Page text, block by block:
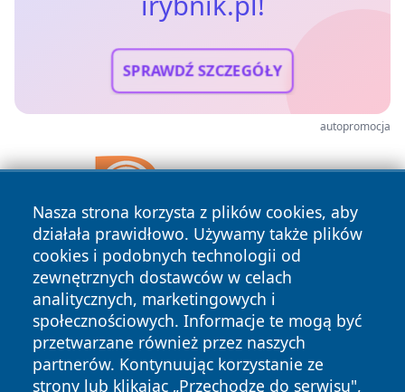
SPRAWDŹ SZCZEGÓŁY
autopromocja
Nasza strona korzysta z plików cookies, aby
działała prawidłowo. Używamy także plików
cookies i podobnych technologii od
zewnętrznych dostawców w celach
analitycznych, marketingowych i
społecznościowych. Informacje te mogą być
przetwarzane również przez naszych
partnerów. Kontynuując korzystanie ze
strony lub klikając „Przechodzę do serwisu",